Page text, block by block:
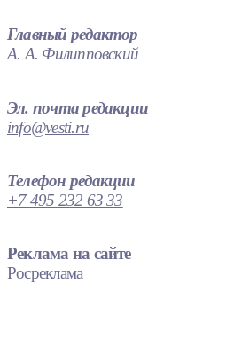
Главный редактор
А. А. Филипповский
Эл. почта редакции
info@vesti.ru
Телефон редакции
+7 495 232 63 33
Реклама на сайте
Росреклама